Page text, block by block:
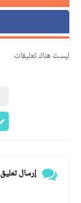
ليست هناك تعليقات
إرسال تعليق